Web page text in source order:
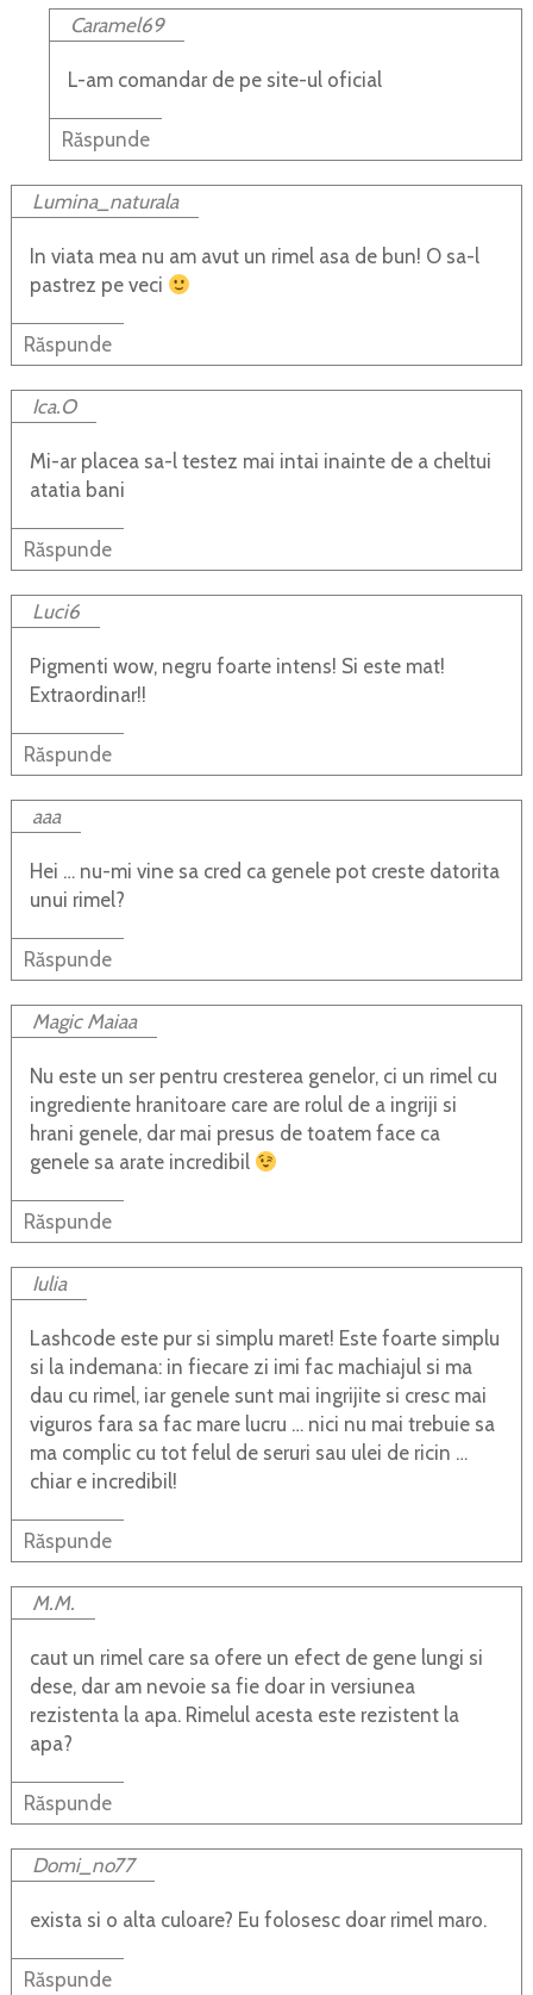
Caramel69
L-am comandar de pe site-ul oficial
Răspunde
Lumina_naturala
In viata mea nu am avut un rimel asa de bun! O sa-l
pastrez pe veci
Răspunde
Ica.O
Mi-ar placea sa-l testez mai intai inainte de a cheltui
atatia bani
Răspunde
Luci6
Pigmenti wow, negru foarte intens! Si este mat!
Extraordinar!!
Răspunde
aaa
Hei … nu-mi vine sa cred ca genele pot creste datorita
unui rimel?
Răspunde
Magic Maiaa
Nu este un ser pentru cresterea genelor, ci un rimel cu
ingrediente hranitoare care are rolul de a ingriji si
hrani genele, dar mai presus de toatem face ca
genele sa arate incredibil
Răspunde
Iulia
Lashcode este pur si simplu maret! Este foarte simplu
si la indemana: in fiecare zi imi fac machiajul si ma
dau cu rimel, iar genele sunt mai ingrijite si cresc mai
viguros fara sa fac mare lucru … nici nu mai trebuie sa
ma complic cu tot felul de seruri sau ulei de ricin …
chiar e incredibil!
Răspunde
M.M.
caut un rimel care sa ofere un efect de gene lungi si
dese, dar am nevoie sa fie doar in versiunea
rezistenta la apa. Rimelul acesta este rezistent la
apa?
Răspunde
Domi_no77
exista si o alta culoare? Eu folosesc doar rimel maro.
Răspunde